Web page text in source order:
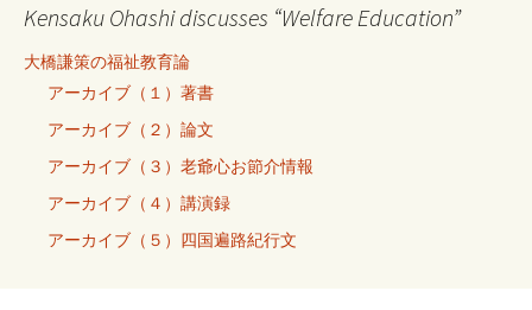
Kensaku Ohashi discusses “Welfare Education”
大橋謙策の福祉教育論
アーカイブ（１）著書
アーカイブ（２）論文
アーカイブ（３）老爺心お節介情報
アーカイブ（４）講演録
アーカイブ（５）四国遍路紀行文